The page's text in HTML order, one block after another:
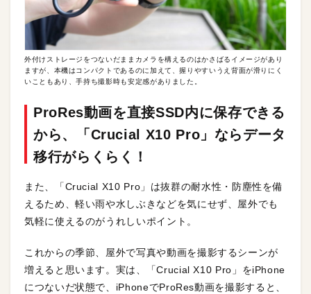
外付けストレージをつないだままカメラを構えるのはかさばるイメージがあり
ますが、本機はコンパクトであるのに加えて、握りやすいうえ背面が滑りにく
いこともあり、手持ち撮影時も安定感がありました。
ProRes動画を直接SSD内に保存できる
から、「 Crucial X10 Pro」 ならデータ
移行がらくらく！
また、「Crucial X10 Pro」は抜群の耐水性・防塵性を備
えるため、軽い雨や水しぶきなどを気にせず、屋外でも
気軽に使えるのがうれしいポイント。
これからの季節、屋外で写真や動画を撮影するシーンが
増えると思います。実は、「Crucial X10 Pro」をiPhone
につないだ状態で、iPhoneでProRes動画を撮影すると、